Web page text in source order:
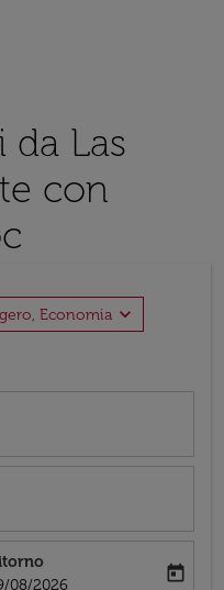
Las
con
Economia expand_more
booking-return-date-aria-label
08/2026
today